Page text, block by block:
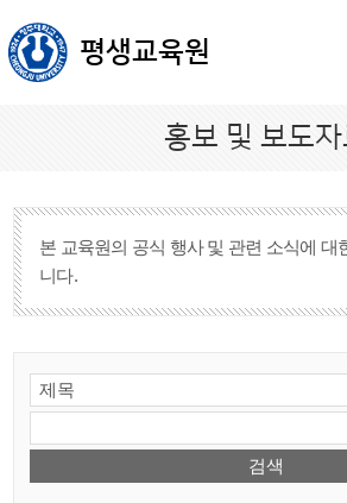
평생교육원
홍보 및 보도
본 교육원의 공식 행사 및 관련 소식에 대
니다.